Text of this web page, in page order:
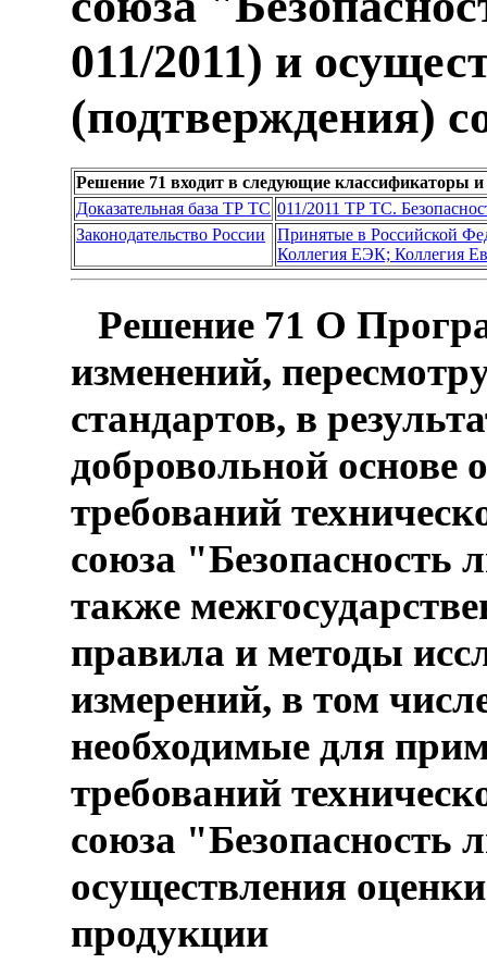
011/2011) и
(подтверждения)
Решение 71 входит в следующие классификаторы и
Доказательная база ТР ТС 011/2011 ТР ТС.
Законодательство России
Принятые в Российской
Коллегия ЕЭК; Коллегия
Решение 71 О
изменений,
стандартов, в
добровольной основе
требований
союза "Безопасность
также
правила и методы
измерений, в том
необходимые для
требований
союза "Безопасность
осуществления
продукции